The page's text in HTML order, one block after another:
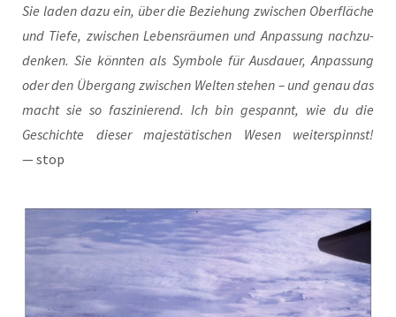
Sie laden dazu ein, über die Bezie­hung zwi­schen Ober­flä­che
und Tie­fe, zwi­schen Lebens­räu­men und Anpas­sung nach­zu­
den­ken. Sie könn­ten als Sym­bo­le für Aus­dau­er, Anpas­sung
oder den Über­gang zwi­schen Wel­ten ste­hen – und genau das
macht sie so fas­zi­nie­rend. Ich bin gespannt, wie du die
Geschich­te die­ser majes­tä­ti­schen Wesen wei­ter­spinnst!
— stop